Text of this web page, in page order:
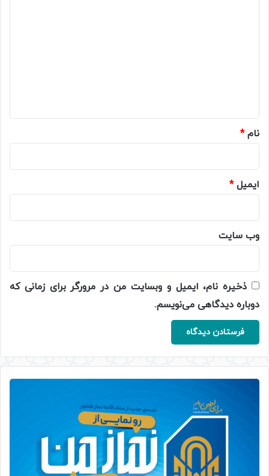
نام*
ایمیل*
وب‌ سایت
ذخیره نام، ایمیل و وبسایت من در مرورگر برای زمانی که
دوباره دیدگاهی می‌نویسم.